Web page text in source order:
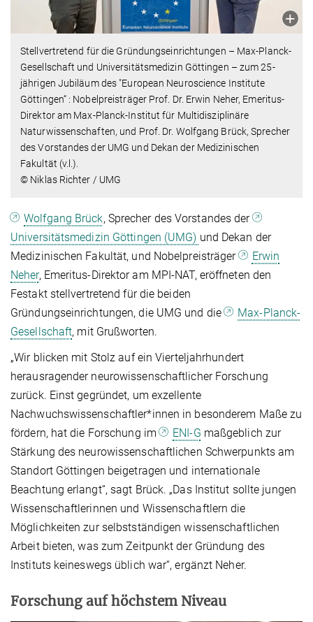
Stellvertretend für die Gründungseinrichtungen – Max-Planck-
Gesellschaft und Universitätsmedizin Göttingen – zum 25-
jährigen Jubiläum des "European Neuroscience Institute
Göttingen“ : Nobelpreisträger Prof. Dr. Erwin Neher, Emeritus-
Direktor am Max-Planck-Institut für Multidisziplinäre
Naturwissenschaften, und Prof. Dr. Wolfgang Brück, Sprecher
des Vorstandes der UMG und Dekan der Medizinischen
Fakultät (v.l.).
© Niklas Richter / UMG
Wolfgang Brück, Sprecher des Vorstandes der
Universitätsmedizin Göttingen (UMG) und Dekan der
Medizinischen Fakultät, und Nobelpreisträger
Erwin
Neher, Emeritus-Direktor am MPI-NAT, eröffneten den
Festakt stellvertretend für die beiden
Gründungseinrichtungen, die UMG und die
Max-Planck-
Gesellschaft, mit Grußworten.
„Wir blicken mit Stolz auf ein Vierteljahrhundert
herausragender neurowissenschaftlicher Forschung
zurück. Einst gegründet, um exzellente
Nachwuchswissenschaftler*innen in besonderem Maße zu
fördern, hat die Forschung im
ENI-G maßgeblich zur
Stärkung des neurowissenschaftlichen Schwerpunkts am
Standort Göttingen beigetragen und internationale
Beachtung erlangt“, sagt Brück. „Das Institut sollte jungen
Wissenschaftlerinnen und Wissenschaftlern die
Möglichkeiten zur selbstständigen wissenschaftlichen
Arbeit bieten, was zum Zeitpunkt der Gründung des
Instituts keineswegs üblich war“, ergänzt Neher.
Forschung auf höchstem Niveau